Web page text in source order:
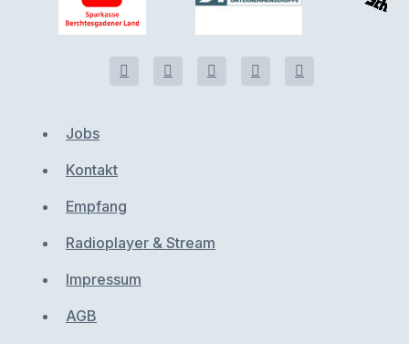
Jobs
Kontakt
Empfang
Radioplayer & Stream
Impressum
AGB